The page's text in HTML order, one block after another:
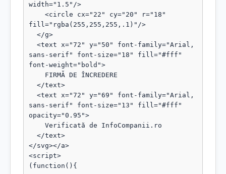
width="1.5"/>
fill="rgba(255,255,255,.1)"/>
sans-serif" font-size="18" fill="#fff"
font-weight="bold">
sans-serif" font-size="13" fill="#fff"
opacity="0.95">
</svg></a>
<script>
(function(){